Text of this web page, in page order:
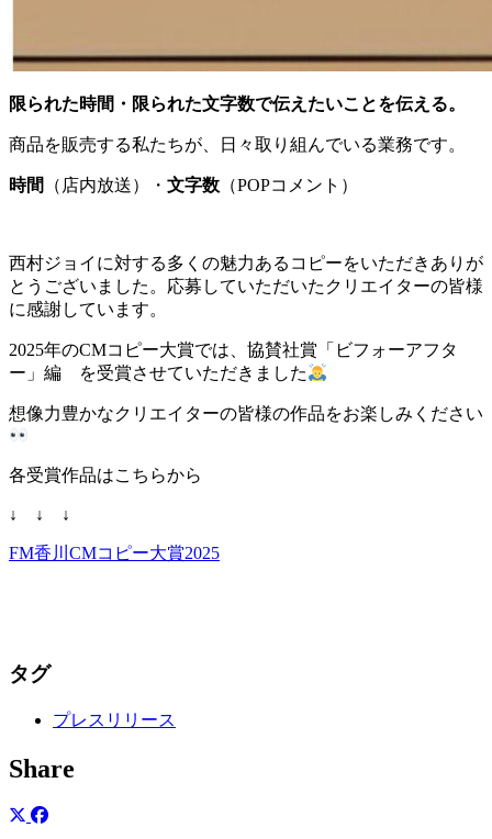
限られた時間・限られた文字数で伝えたいことを伝える。
商品を販売する私たちが、日々取り組んでいる業務です。
時間 （店内放送）・ 文字数 （POPコメント）
西村ジョイに対する多くの魅力あるコピーをいただきありが
とうございました。応募していただいたクリエイターの皆様
に感謝しています。
2025年のCMコピー大賞では、協賛社賞「ビフォーアフタ
ー」編 を受賞させていただきました
想像力豊かなクリエイターの皆様の作品をお楽しみください
各受賞作品はこちらから
↓ ↓ ↓
FM香川CMコピー大賞2025
タグ
プレスリリース
Share